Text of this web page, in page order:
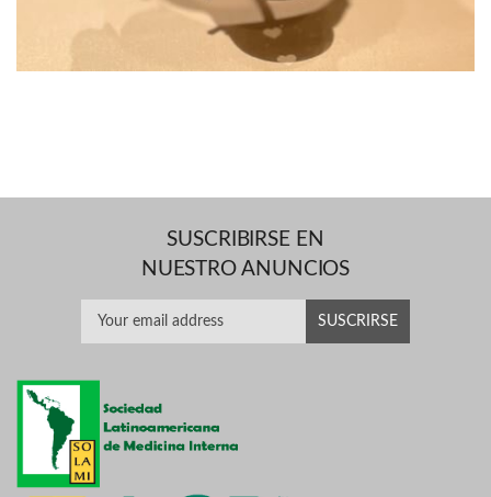
SUSCRIBIRSE EN
NUESTRO ANUNCIOS